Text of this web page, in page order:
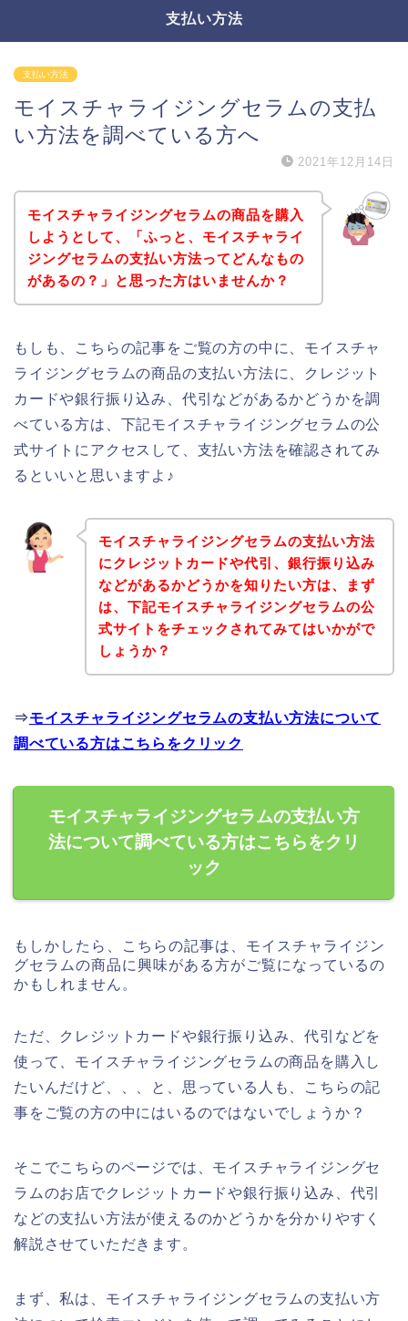
支払い方法
支払い方法
モイスチャライジングセラムの支払
い方法を調べている方へ
2021年12月14日
モイスチャライジングセラムの商品を購入
しようとして、「ふっと、モイスチャライ
ジングセラムの支払い方法ってどんなもの
があるの？」と思った方はいませんか？
もしも、こちらの記事をご覧の方の中に、モイスチャ
ライジングセラムの商品の支払い方法に、クレジット
カードや銀行振り込み、代引などがあるかどうかを調
べている方は、下記モイスチャライジングセラムの公
式サイトにアクセスして、支払い方法を確認されてみ
るといいと思いますよ♪
モイスチャライジングセラムの支払い方法
にクレジットカードや代引、銀行振り込み
などがあるかどうかを知りたい方は、まず
は、下記モイスチャライジングセラムの公
式サイトをチェックされてみてはいかがで
しょうか？
⇒モイスチャライジングセラムの支払い方法について
調べている方はこちらをクリック
モイスチャライジングセラムの支払い方
法について調べている方はこちらをクリ
ック
もしかしたら、こちらの記事は、モイスチャライジン
グセラムの商品に興味がある方がご覧になっているの
かもしれません。
ただ、クレジットカードや銀行振り込み、代引などを
使って、モイスチャライジングセラムの商品を購入し
たいんだけど、、、と、思っている人も、こちらの記
事をご覧の方の中にはいるのではないでしょうか？
そこでこちらのページでは、モイスチャライジングセ
ラムのお店でクレジットカードや銀行振り込み、代引
などの支払い方法が使えるのかどうかを分かりやすく
解説させていただきます。
まず、私は、モイスチャライジングセラムの支払い方